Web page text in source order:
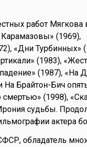
работ
Карамазовы» (1969),
«Дни Турбинных»
(1983),
(1987), «На
На Брайтон-Бич
смертью» (1998),
судьбы.
актера
обладатель